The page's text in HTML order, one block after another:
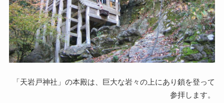
「天岩戸神社」の本殿は、巨大な岩々の上にあり鎖を登って
参拝します。